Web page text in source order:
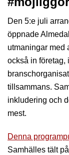
Den 5:e juli
öppnade
utmaningar med
också in företag,
tillsammans.
inkludering och
mest.
Denna
Samhälles tält